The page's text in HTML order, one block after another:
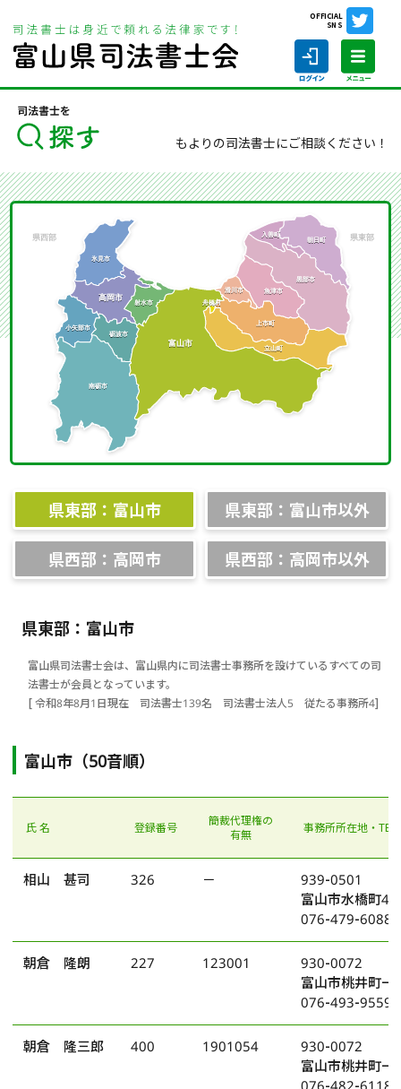
OFFICIAL
SNS
司法書士を探す
もよりの司法書士にご相談ください！
県東部：富山市 県東部：富山市以外
県西部：高岡市 県西部：高岡市以外
県東部：富山市
富山県司法書士会は、富山県内に司法書士事務所を設けているすべての司
法書士が会員となっています。
[ 令和8年8月1日現在 司法書士139名 司法書士法人5 従たる事務所4]
富山市（50音順）
氏 名 登録番号
簡裁代理権の
有無
事務所所在地・TEL
相山 甚司 326 －
939-0501
富山市水橋町
076-479-6088
朝倉 隆朗 227 123001
930-0072
富山市桃井町一
076-493-9559
朝倉 隆三郎 400 1901054
930-0072
富山市桃井町一
076-482-6118
ホーム
司法書士の仕事
司法書士を探す
司法書士に相談する
相談会情報・お知らせ
サイトマップ